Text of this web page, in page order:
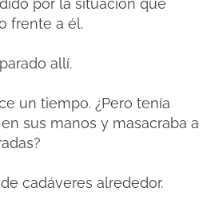
por la situación que
frente a él.
allí.
un tiempo. ¿Pero tenía
sus manos y masacraba a
cadáveres alrededor.